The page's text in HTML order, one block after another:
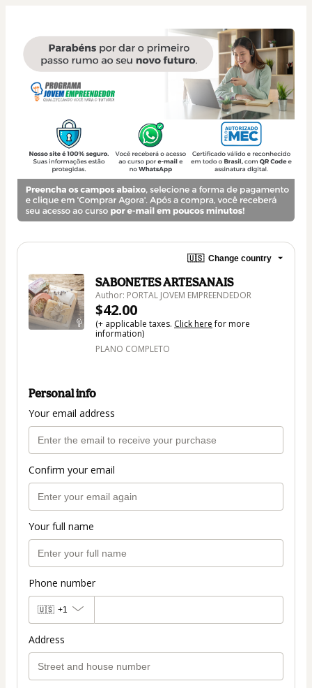
🇺🇸 Change country
SABONETES ARTESANAIS
Author: PORTAL JOVEM EMPREENDEDOR
$42.00
(+ applicable taxes. Click herefor more
information)
PLANO COMPLETO
Personal info
Your email address
Confirm your email
Your full name
Phone number
🇺🇸 +1
Address